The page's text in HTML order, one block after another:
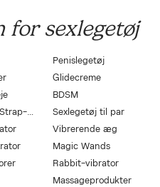
sexlegetøj
Penislegetøj
Glidecreme
BDSM
Harness & Strap-On
Sexlegetøj til par
Vibrerende æg
Magic Wands
Rabbit-vibrator
Massageprodukter